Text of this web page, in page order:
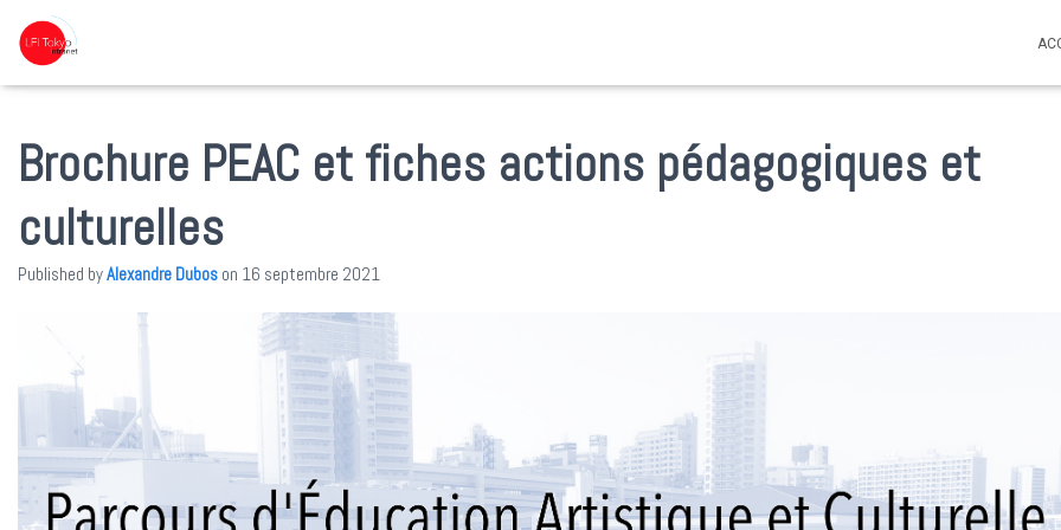
Brochure PEAC et fiches actions pédagogiques et
culturelles
Published byAlexandre Dubos on 16 septembre 2021